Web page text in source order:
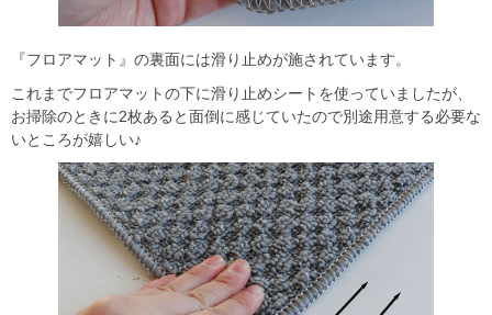
『フロアマット』の裏面には滑り止めが施されています。
これまでフロアマットの下に滑り止めシートを使っていましたが、
お掃除のときに2枚あると面倒に感じていたので別途用意する必要な
いところが嬉しい♪